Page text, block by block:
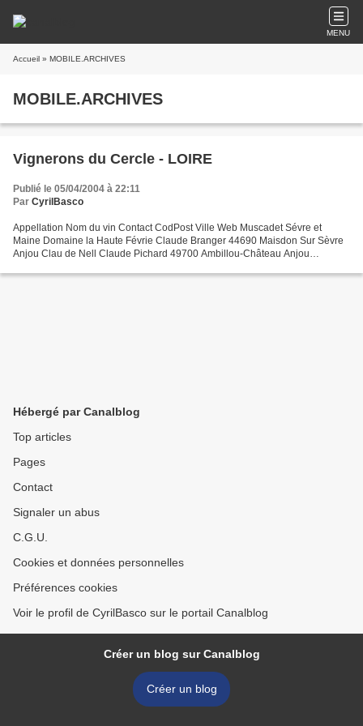
MENU
Accueil » MOBILE.ARCHIVES
MOBILE.ARCHIVES
Vignerons du Cercle - LOIRE
Publié le 05/04/2004 à 22:11
Par CyrilBasco
Appellation Nom du vin Contact CodPost Ville Web Muscadet Sévre et
Maine Domaine la Haute Févrie Claude Branger 44690 Maisdon Sur Sèvre
Anjou Clau de Nell Claude Pichard 49700 Ambillou-Château Anjou
Hébergé par Canalblog
Top articles
Pages
Contact
Signaler un abus
C.G.U.
Cookies et données personnelles
Préférences cookies
Voir le profil de CyrilBasco sur le portail Canalblog
Créer un blog sur Canalblog
Créer un blog